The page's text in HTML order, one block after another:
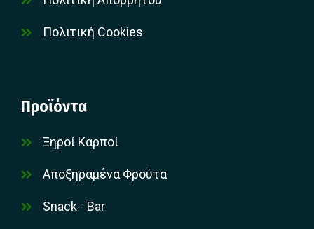
Πολιτική Cookies
Προϊόντα
Ξηροί Καρποί
Αποξηραμένα Φρούτα
Snack - Bar